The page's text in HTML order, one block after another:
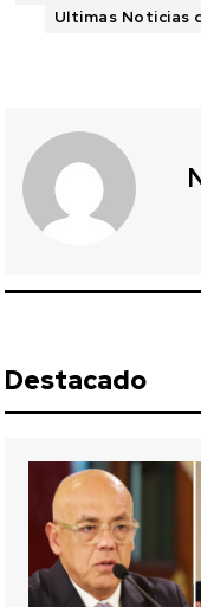
Ultimas Noticias
Destacado